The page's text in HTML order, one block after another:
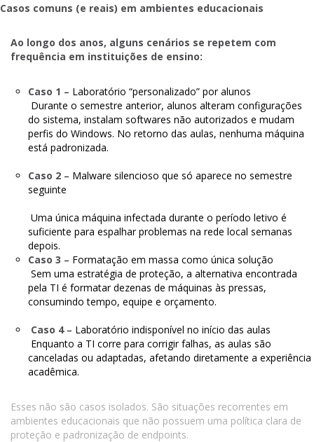
Casos comuns (e reais) em ambientes educacionais
Ao longo dos anos, alguns cenários se repetem com
frequência em instituições de ensino:
Caso 1 – Laboratório “personalizado” por alunos
Durante o semestre anterior, alunos alteram configurações
do sistema, instalam softwares não autorizados e mudam
perfis do Windows. No retorno das aulas, nenhuma máquina
está padronizada.
Caso 2 – Malware silencioso que só aparece no semestre
seguinte
Uma única máquina infectada durante o período letivo é
suficiente para espalhar problemas na rede local semanas
depois.
Caso 3 – Formatação em massa como única solução
Sem uma estratégia de proteção, a alternativa encontrada
pela TI é formatar dezenas de máquinas às pressas,
consumindo tempo, equipe e orçamento.
Caso 4– Laboratório indisponível no início das aulas
Enquanto a TI corre para corrigir falhas, as aulas são
canceladas ou adaptadas, afetando diretamente a experiência
acadêmica.
Esses não são casos isolados. São situações recorrentes em
ambientes educacionais que não possuem uma política clara de
proteção e padronização de endpoints.